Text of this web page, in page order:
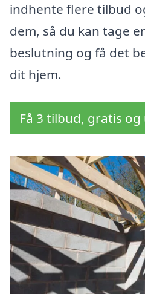
indhente flere tilbud
dem, så du kan tage
beslutning og få det
dit hjem.
Få 3 tilbud, gratis